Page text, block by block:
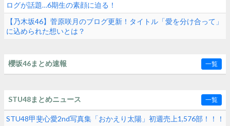
ログが話題…6期生の素顔に迫る！
【乃木坂46】菅原咲月のブログ更新！タイトル「愛を分け合って」
に込められた想いとは？
櫻坂46まとめ速報 一覧
STU48まとめニュース 一覧
STU48甲斐心愛2nd写真集「おかえり太陽」初週売上1,576部！！！